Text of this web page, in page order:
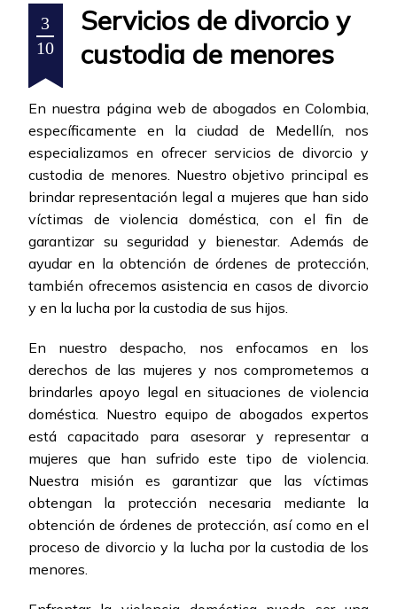
3
10
Servicios de divorcio y
custodia de menores
En nuestra página web de abogados en Colombia,
específicamente en la ciudad de Medellín, nos
especializamos en ofrecer servicios de divorcio y
custodia de menores. Nuestro objetivo principal es
brindar representación legal a mujeres que han sido
víctimas de violencia doméstica, con el fin de
garantizar su seguridad y bienestar. Además de
ayudar en la obtención de órdenes de protección,
también ofrecemos asistencia en casos de divorcio
y en la lucha por la custodia de sus hijos.
En nuestro despacho, nos enfocamos en los
derechos de las mujeres y nos comprometemos a
brindarles apoyo legal en situaciones de violencia
doméstica. Nuestro equipo de abogados expertos
está capacitado para asesorar y representar a
mujeres que han sufrido este tipo de violencia.
Nuestra misión es garantizar que las víctimas
obtengan la protección necesaria mediante la
obtención de órdenes de protección, así como en el
proceso de divorcio y la lucha por la custodia de los
menores.